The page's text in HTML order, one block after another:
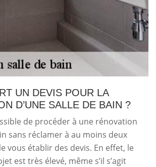
UN DEVIS POUR LA
D’UNE SALLE DE BAIN ?
de procéder à une rénovation
sans réclamer à au moins deux
vous établir des devis. En effet, le
est très élevé, même s’il s’agit